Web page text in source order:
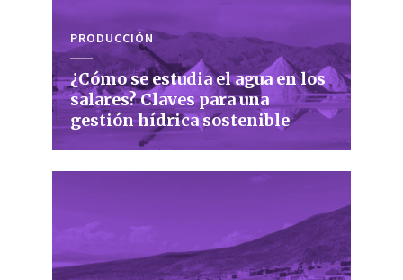
PRODUCCIÓN
¿Cómo se estudia el agua en los
salares? Claves para una
gestión hídrica sostenible